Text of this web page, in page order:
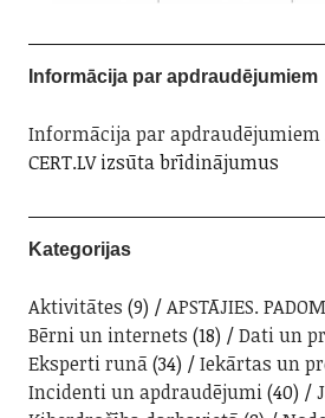
Informācija par apdraudējumiem
Informācija par apdraudējumiem
CERT.LV izsūta brīdinājumus
Kategorijas
Aktivitātes (9) APSTĀJIES.
Bērni un internets (18) Dati un
Eksperti runā(34) Iekārtas un
Incidenti un apdraudējumi(40)